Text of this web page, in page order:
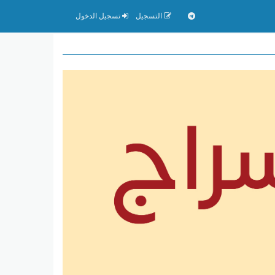
التسجيل تسجيل الدخول